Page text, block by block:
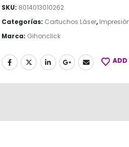
SKU: 8014013010262
Categorías: Cartuchos Láser,
Marca: Gihonclick
ADD